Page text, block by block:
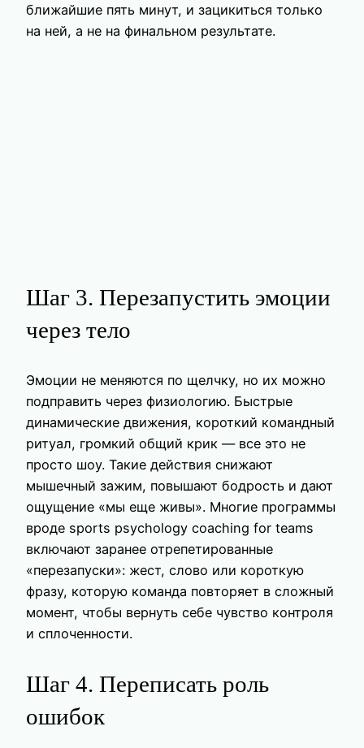
ближайшие пять минут, и зацикиться только
на ней, а не на финальном результате.
Шаг 3. Перезапустить эмоции
через тело
Эмоции не меняются по щелчку, но их можно
подправить через физиологию. Быстрые
динамические движения, короткий командный
ритуал, громкий общий крик — все это не
просто шоу. Такие действия снижают
мышечный зажим, повышают бодрость и дают
ощущение «мы еще живы». Многие программы
вроде sports psychology coaching for teams
включают заранее отрепетированные
«перезапуски»: жест, слово или короткую
фразу, которую команда повторяет в сложный
момент, чтобы вернуть себе чувство контроля
и сплоченности.
Шаг 4. Переписать роль
ошибок